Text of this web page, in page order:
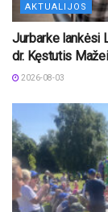
AKTUALIJOS
Jurbarke lankėsi
dr. Kęstutis
2026-08-03